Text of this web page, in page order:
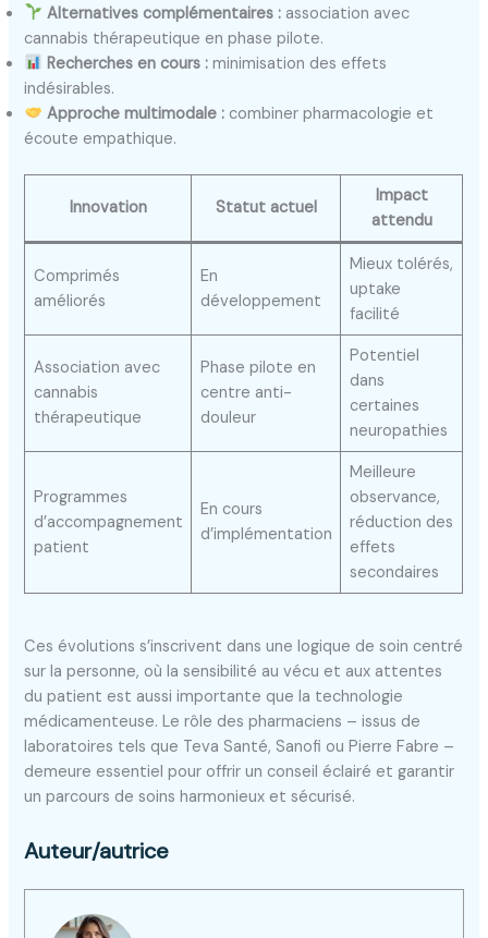
Alternatives complémentaires : association avec
cannabis thérapeutique en phase pilote.
Recherches en cours : minimisation des effets
indésirables.
Approche multimodale : combiner pharmacologie et
écoute empathique.
Innovation Statut actuel
Impact
attendu
Comprimés
améliorés
En
développement
Mieux tolérés,
uptake
facilité
Association avec
cannabis
thérapeutique
Phase pilote en
centre anti-
douleur
Potentiel
dans
certaines
neuropathies
Programmes
d’accompagnement
patient
En cours
d’implémentation
Meilleure
observance,
réduction des
effets
secondaires
Ces évolutions s’inscrivent dans une logique de soin centré
sur la personne, où la sensibilité au vécu et aux attentes
du patient est aussi importante que la technologie
médicamenteuse. Le rôle des pharmaciens – issus de
laboratoires tels que Teva Santé, Sanofi ou Pierre Fabre –
demeure essentiel pour offrir un conseil éclairé et garantir
un parcours de soins harmonieux et sécurisé.
Auteur/autrice